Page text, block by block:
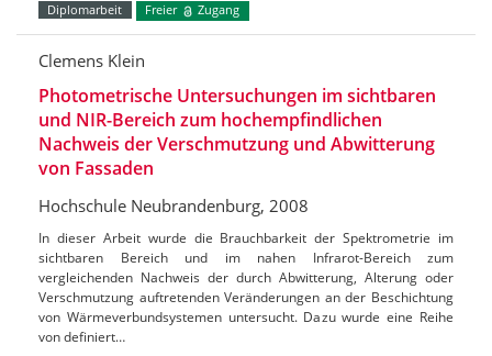
Diplomarbeit Freier Zugang
Clemens Klein
Photometrische Untersuchungen im sichtbaren
und NIR-Bereich zum hochempfindlichen
Nachweis der Verschmutzung und Abwitterung
von Fassaden
Hochschule Neubrandenburg, 2008
In dieser Arbeit wurde die Brauchbarkeit der Spektrometrie im
sichtbaren Bereich und im nahen Infrarot-Bereich zum
vergleichenden Nachweis der durch Abwitterung, Alterung oder
Verschmutzung auftretenden Veränderungen an der Beschichtung
von Wärmeverbundsystemen untersucht. Dazu wurde eine Reihe
von definiert…